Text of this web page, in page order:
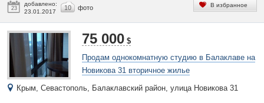
23
добавлено:
23.01.2017
10 фото В избранное
75 000 $
Продам однокомнатную студию в Балаклаве на
Новикова 31 вторичное жилье
Крым, Севастополь, Балаклавский район, улица Новикова 31